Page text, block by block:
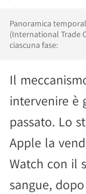
Panoramica
(International Trade
ciascuna fase:
Il
intervenire è
passato. Lo
Apple la
Watch con il
sangue,